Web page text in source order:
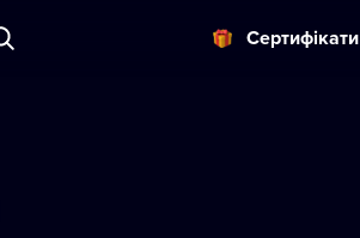
Cертифікати